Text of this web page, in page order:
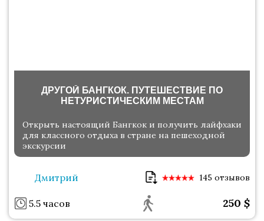
ДРУГОЙ БАНГКОК. ПУТЕШЕСТВИЕ ПО
НЕТУРИСТИЧЕСКИМ МЕСТАМ
Открыть настоящий Бангкок и получить лайфхаки
для классного отдыха в стране на пешеходной
экскурсии
Дмитрий 145 отзывов
5.5 часов 250 $